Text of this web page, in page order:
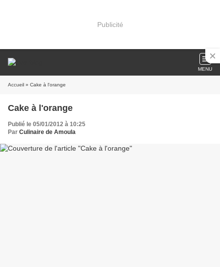
Publicité
MENU
Accueil » Cake à l'orange
Cake à l'orange
Publié le 05/01/2012 à 10:25
Par Culinaire de Amoula